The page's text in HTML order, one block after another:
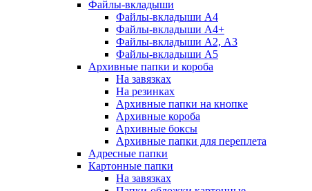
Файлы-вкладыши
Файлы-вкладыши А4
Файлы-вкладыши А4+
Файлы-вкладыши А2, А3
Файлы-вкладыши А5
Архивные папки и короба
На завязках
На резинках
Архивные папки на кнопке
Архивные короба
Архивные боксы
Архивные папки для переплета
Адресные папки
Картонные папки
На завязках